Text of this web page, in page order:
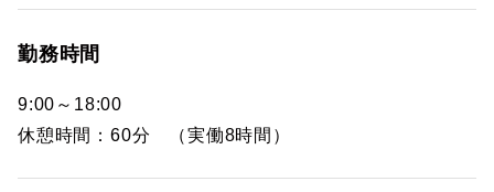
勤務時間
9:00～18:00
休憩時間：60分 （実働8時間）